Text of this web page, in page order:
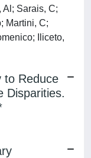
Al; Sarais, C;
Martini, C;
Iliceto,
to Reduce
Disparities.